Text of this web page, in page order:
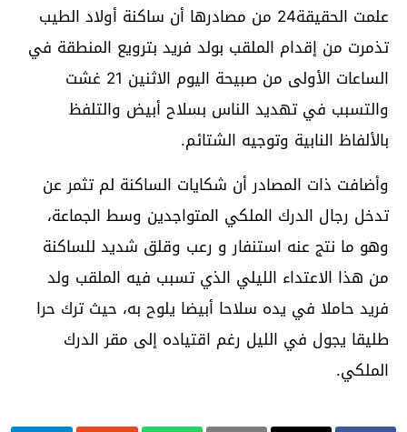
علمت الحقيقة24 من مصادرها أن ساكنة أولاد الطيب
تذمرت من إقدام الملقب بولد فريد بترويع المنطقة في
الساعات الأولى من صبيحة اليوم الاثنين 21 غشت
والتسبب في تهديد الناس بسلاح أبيض والتلفظ
بالألفاظ النابية وتوجيه الشتائم.
وأضافت ذات المصادر أن شكايات الساكنة لم تثمر عن
تدخل رجال الدرك الملكي المتواجدين وسط الجماعة،
وهو ما نتج عنه استنفار و رعب وقلق شديد للساكنة
من هذا الاعتداء الليلي الذي تسبب فيه الملقب ولد
فريد حاملا في يده سلاحا أبيضا يلوح به، حيث ترك حرا
طليقا يجول في الليل رغم اقتياده إلى مقر الدرك
الملكي.